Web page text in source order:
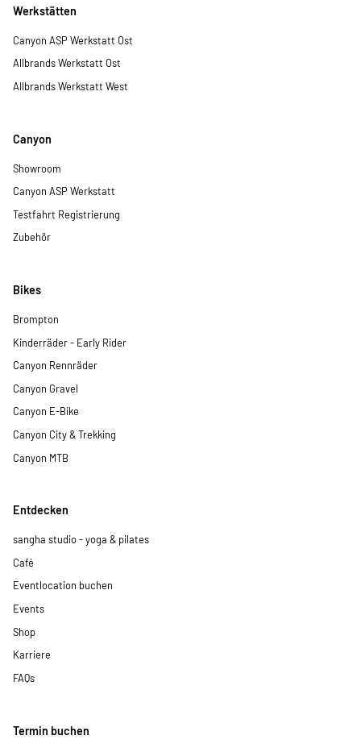
Werkstätten
Canyon ASP Werkstatt Ost
Allbrands Werkstatt Ost
Allbrands Werkstatt West
Canyon
Showroom
Canyon ASP Werkstatt
Testfahrt Registrierung
Zubehör
Bikes
Brompton
Kinderräder - Early Rider
Canyon Rennräder
Canyon Gravel
Canyon E-Bike
Canyon City & Trekking
Canyon MTB
Entdecken
sangha studio - yoga & pilates
Café
Eventlocation buchen
Events
Shop
Karriere
FAQs
Termin buchen